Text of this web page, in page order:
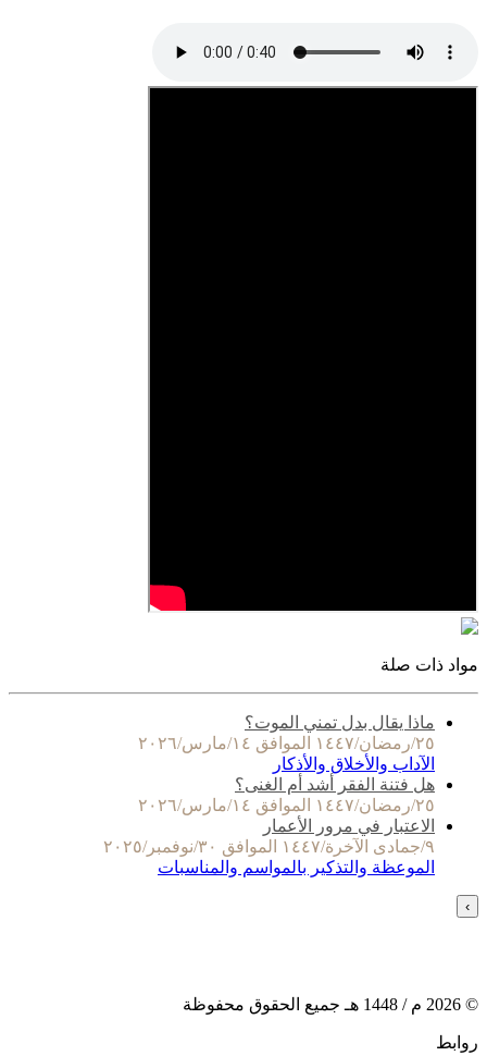
مواد ذات صلة
ماذا يقال بدل تمني الموت؟
٢٥/رمضان/١٤٤٧ الموافق ١٤/مارس/٢٠٢٦
الآداب والأخلاق والأذكار
هل فتنة الفقر أشد أم الغنى؟
٢٥/رمضان/١٤٤٧ الموافق ١٤/مارس/٢٠٢٦
الاعتبار في مرور الأعمار
٩/جمادى الآخرة/١٤٤٧ الموافق ٣٠/نوفمبر/٢٠٢٥
الموعظة والتذكير بالمواسم والمناسبات
›
©
2026 م / 1448 هـ جميع الحقوق محفوظة
روابط